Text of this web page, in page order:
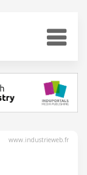
www.industrieweb.fr